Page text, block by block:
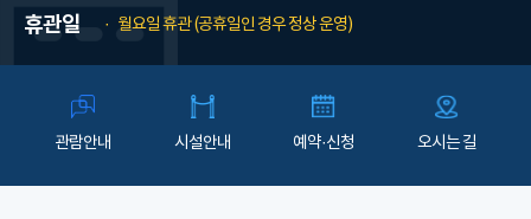
휴관일 월요일 휴관 (공휴일인 경우 정상 운영)
관람안내 시설안내 예약·신청 오시는 길